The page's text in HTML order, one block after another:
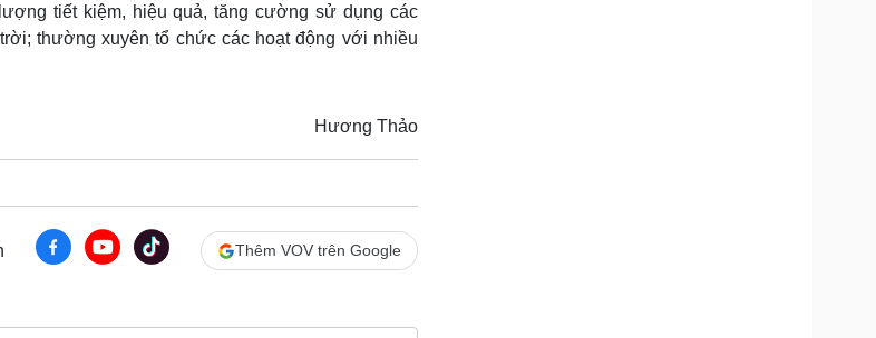
tiết kiệm, hiệu quả, tăng cường sử dụng các
thường xuyên tổ chức các hoạt động với nhiều
Hương Thảo
Thêm VOV trên Google